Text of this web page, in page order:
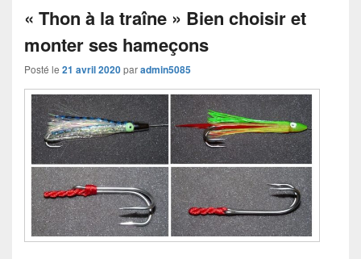
« Thon à la traîne » Bien choisir et
monter ses hameçons
Posté le 21 avril 2020paradmin5085